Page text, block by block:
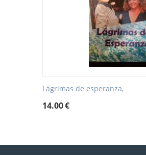
Lágrimas de esperanza,
14.00€